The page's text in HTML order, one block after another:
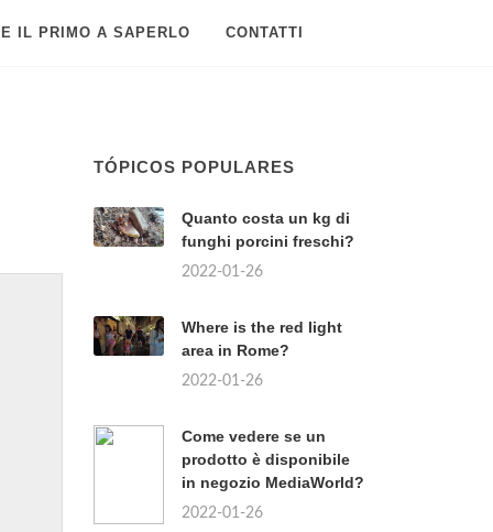
IL PRIMO A SAPERLO CONTATTI
TÓPICOS POPULARES
Quanto costa un kg di
funghi porcini freschi?
2022-01-26
Where is the red light
area in Rome?
2022-01-26
Come vedere se un
prodotto è disponibile
in negozio MediaWorld?
2022-01-26